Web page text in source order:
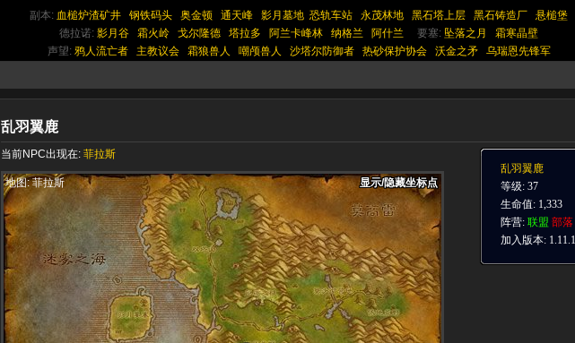
副本: 血槌炉渣矿井 钢铁码头 奥金顿 通天峰 影月墓地 恐轨车站 永茂林地 黑石塔上层 黑石铸造厂
悬槌堡
德拉诺: 影月谷 霜火岭 戈尔隆德 塔拉多 阿兰卡峰林 纳格兰 阿什兰 要塞: 坠落之月
霜寒晶壁
声望: 鸦人流亡者 主教议会 霜狼兽人 嘲颅兽人 沙塔尔防御者 热砂保护协会 沃金之矛 乌瑞恩先锋军
乱羽翼鹿
当前NPC出现在: 菲拉斯
地图: 菲拉斯 显示/隐藏坐标点
显示/隐藏坐标点
显示/隐藏坐标点
显示/隐藏坐标点
显示/隐藏坐标点
显示/隐藏坐标点
显示/隐藏坐标点
显示/隐藏坐标点
显示/隐藏坐标点
乱羽翼鹿
等级: 37
生命值: 1,333
阵营: 联盟 部落
加入版本: 1.11.1